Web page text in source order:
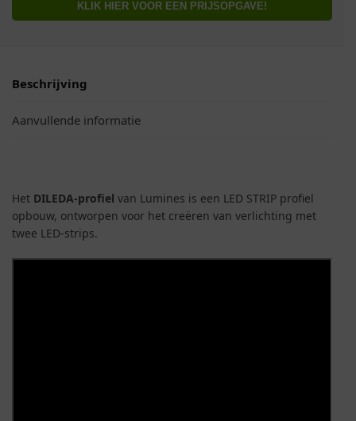
KLIK HIER VOOR EEN PRIJSOPGAVE!
Beschrijving
Aanvullende informatie
Het DILEDA-profiel van Lumines is een LED STRIP profiel
opbouw, ontworpen voor het creëren van verlichting met
twee LED-strips.